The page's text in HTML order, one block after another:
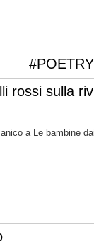
#POETRY
rossi sulla
a Le bambine